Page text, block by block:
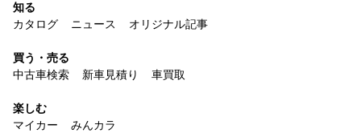
知る
カタログ
ニュース オリジナル記事
買う・売る
中古車検索
新車見積り 車買取
楽しむ
マイカー
みんカラ